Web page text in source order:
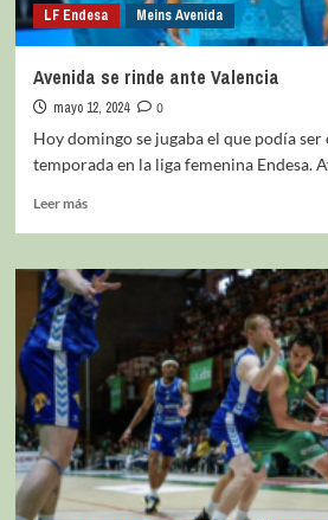
LF Endesa Meins Avenida
Avenida se rinde ante Valencia
mayo 12, 2024
0
Hoy domingo se jugaba el que podía
temporada en la liga femenina Endesa.
Leer más